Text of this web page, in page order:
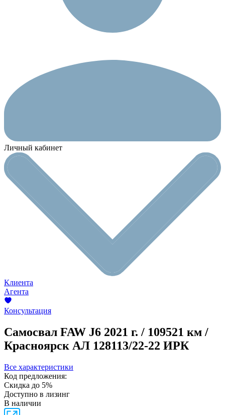
Личный кабинет
Клиента
Агента
Консультация
Самосвал FAW J6 2021 г. / 109521 км /
Красноярск АЛ 128113/22-22 ИРК
Все характеристики
Код предложения:
Скидка до 5%
Доступно в лизинг
В наличии